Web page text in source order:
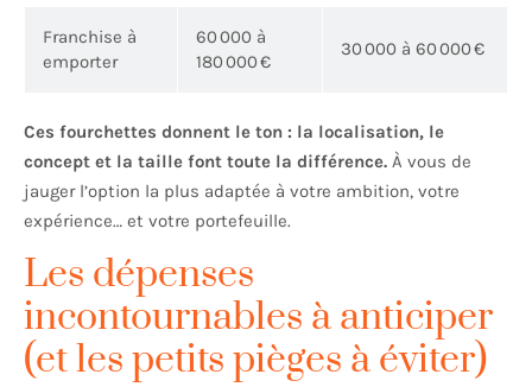
Franchise à
emporter
60 000 à
180 000 €
30 000 à 60 000 €
Ces fourchettes donnent le ton : la localisation, le
concept et la taille font toute la différence. À vous de
jauger l’option la plus adaptée à votre ambition, votre
expérience… et votre portefeuille.
Les dépenses
incontournables à anticiper
(et les petits pièges à éviter)